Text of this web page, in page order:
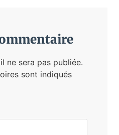
ne sera pas publiée.
sont indiqués